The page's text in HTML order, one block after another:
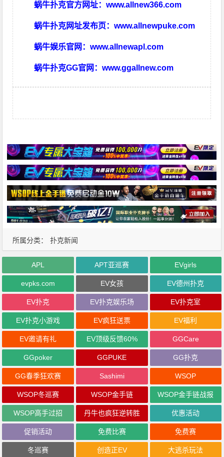
蜗牛扑克官方网址：www.allnew366.com
蜗牛扑克网址发布页：www.allnewpuke.com
蜗牛娱乐官网：www.allnewapl.com
蜗牛扑克GG官网：www.ggallnew.com
所属分类： 扑克新闻
APL APT亚巡赛 EVgirls
evpks.com EV女孩 EV德州扑克
EV扑克 EV扑克娱乐场 EV扑克室
EV扑克小游戏 EV疯狂送票 EV福利
EV邀请有礼 EV顶级反馈60% GGCare
GGpoker GGPUKE GG扑克
GG春季狂欢赛 Sashimi WSOP
WSOP冬巡赛 WSOP金手链 WSOP金手链战报
WSOP高手过招 丹牛也疯狂逆转胜 优惠活动
促销活动 免费比赛 免费赛
冬巡赛 创造正EV 大逃杀玩法